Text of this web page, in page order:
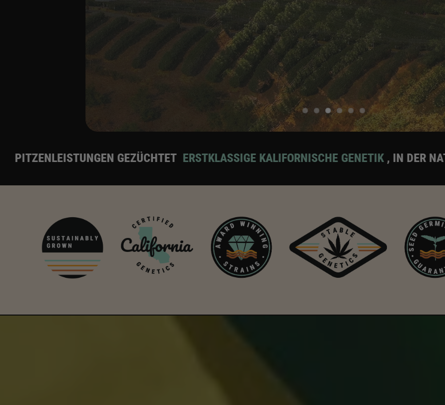
ERSTKLASSIGE KALIFORNISCHE GENETIK, IN DER NATUR VERWURZELT, FÜR